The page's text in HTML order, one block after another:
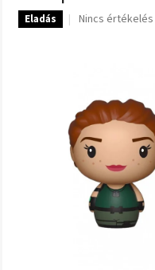
Eladás
A
0,0
csillag.
Nincs értékelés